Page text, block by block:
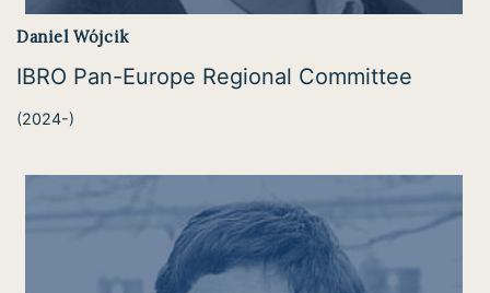
Daniel Wójcik
IBRO Pan-Europe Regional Committee
(2024-)